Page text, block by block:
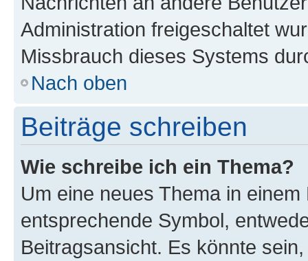
Administration freigeschaltet
Missbrauch dieses Systems
Nach oben
Beiträge schreiben
Wie schreibe ich ein Thema?
Um eine neues Thema in
entsprechende Symbol,
Beitragsansicht. Es könnte